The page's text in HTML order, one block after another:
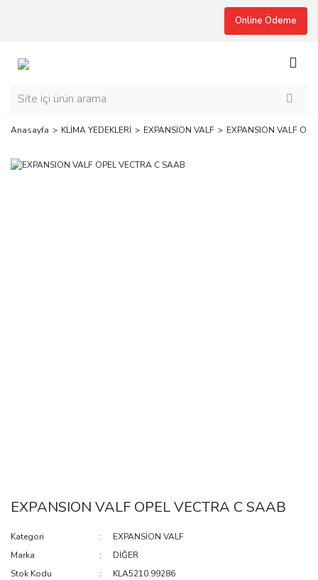
Online Ödeme
Anasayfa KLİMA YEDEKLERİ EXPANSİON VALF EXPANSION VALF
EXPANSION VALF OPEL VECTRA C SAAB
Kategori
EXPANSİON VALF
Marka
DİĞER
Stok Kodu
KLA5210.99286